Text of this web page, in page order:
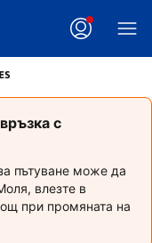
с
пътуване може да
влезте в
при промяната на